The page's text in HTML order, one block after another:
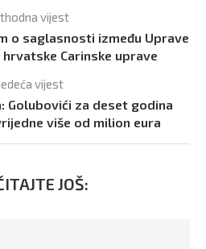
vijest
o saglasnosti između Uprave
hrvatske Carinske uprave
vijest
Golubovići za deset godina
više od milion eura
JOŠ: